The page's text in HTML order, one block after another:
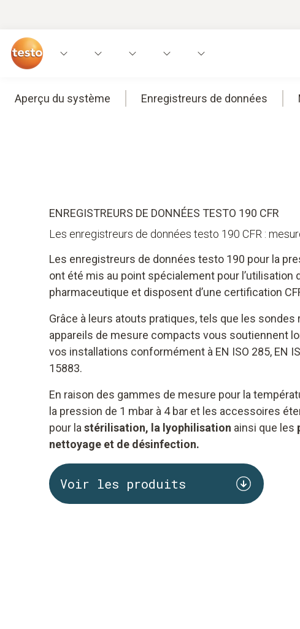
Aperçu du système Enregistreurs de données
ENREGISTREURS DE DONNÉES TESTO 190 CFR
Les enregistreurs de données testo 190 CFR :
Les enregistreurs de données testo 190 pour la
ont été mis au point spécialement pour l’utilisation
pharmaceutique et disposent d’une certification
Grâce à leurs atouts pratiques, tels que les
appareils de mesure compacts vous soutiennent
vos installations conformément à EN ISO 285, EN
15883.
En raison des gammes de mesure pour la
la pression de 1 mbar à 4 bar et les accessoires
pour la stérilisation, la lyophilisation ainsi que les
nettoyage et de désinfection.
Voir les produits